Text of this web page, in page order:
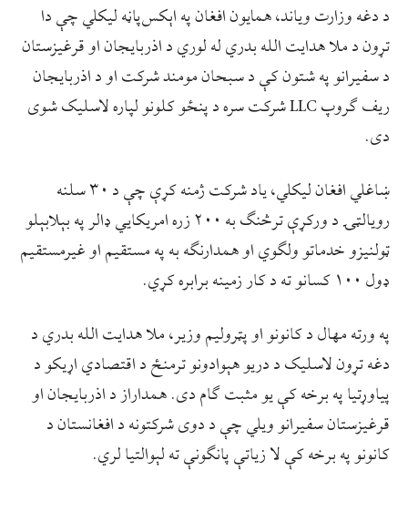
د دغه وزارت ویاند، همایون افغان په اېکس‌پاڼه لیکلي چې دا
تړون د ملا هدایت الله بدري له لوري د اذربایجان او قرغیزستان
د سفیرانو په شتون کې د سبحان مومند شرکت او د اذربایجان
ریف ګروپ LLC شرکت سره د پنځو کلونو لپاره لاسلیک شوی
دی.
ښاغلي افغان لیکلي، یاد شرکت ژمنه کړې چې د ۳۰ سلنه
رویالټۍ د ورکړې ترڅنګ به ۲۰۰ زره امریکایي ډالر په بېلابېلو
ټولنیزو خدماتو ولګوي او همدارنګه به په مستقیم او غیرمستقیم
ډول ۱۰۰ کسانو ته د کار زمینه برابره کړي.
په ورته مهال د کانونو او پټرولیم وزیر، ملا هدایت الله بدري د
دغه تړون لاسلیک د دریو هېوادونو ترمنځ د اقتصادي اړیکو د
پیاوړتیا په برخه کې یو مثبت ګام دی. همداراز د اذربایجان او
قرغیزستان سفیرانو ویلي چې د دوی شرکتونه د افغانستان د
کانونو په برخه کې لا زیاتې پانګونې ته لېوالتیا لري.